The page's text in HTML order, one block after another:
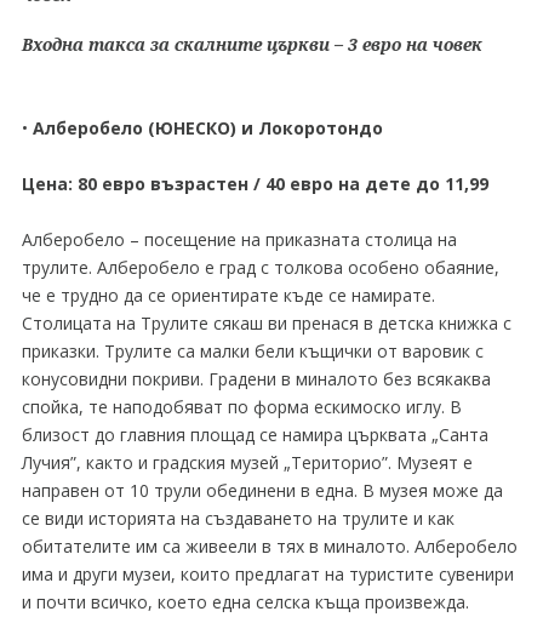
Входна такса за скалните църкви – 3 евро на човек
• Алберобело (ЮНЕСКО) и Локоротондо
Цена: 80 евро възрастен / 40 евро на дете до 11,99
Алберобело – посещение на приказната столица на
трулите. Алберобело е град с толкова особено обаяние,
че е трудно да се ориентирате къде се намирате.
Столицата на Трулите сякаш ви пренася в детска книжка с
приказки. Трулите са малки бели къщички от варовик с
конусовидни покриви. Градени в миналото без всякаква
спойка, те наподобяват по форма ескимоско иглу. В
близост до главния площад се намира църквата „Санта
Лучия”, както и градския музей „Територио”. Музеят е
направен от 10 трули обединени в една. В музея може да
се види историята на създаването на трулите и как
обитателите им са живеели в тях в миналото. Алберобело
има и други музеи, които предлагат на туристите сувенири
и почти всичко, което една селска къща произвежда.